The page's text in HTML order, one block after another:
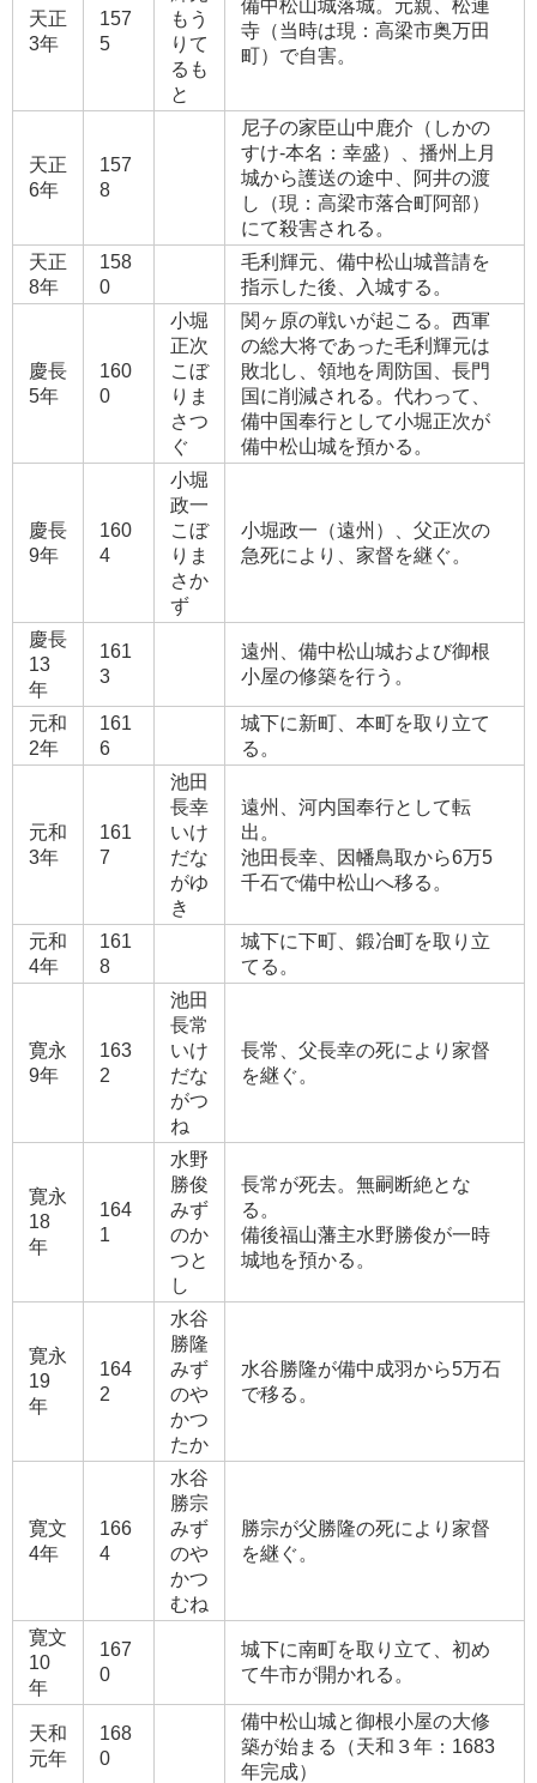
天正
3年
157
5
もう
りて
るも
と
備中松山城落城。元親、松連
寺（当時は現：高梁市奥万田
町）で自害。
天正
6年
157
8
尼子の家臣山中鹿介（しかの
すけ‐本名：幸盛）、播州上月
城から護送の途中、阿井の渡
し（現：高梁市落合町阿部）
にて殺害される。
天正
8年
158
0
毛利輝元、備中松山城普請を
指示した後、入城する。
慶長
5年
160
0
小堀
正次
こぼ
りま
さつ
ぐ
関ヶ原の戦いが起こる。西軍
の総大将であった毛利輝元は
敗北し、領地を周防国、長門
国に削減される。代わって、
備中国奉行として小堀正次が
備中松山城を預かる。
慶長
9年
160
4
小堀
政一
こぼ
りま
さか
ず
小堀政一（遠州）、父正次の
急死により、家督を継ぐ。
慶長
13
年
161
3
遠州、備中松山城および御根
小屋の修築を行う。
元和
2年
161
6
城下に新町、本町を取り立て
る。
元和
3年
161
7
池田
長幸
いけ
だな
がゆ
き
遠州、河内国奉行として転
出。
池田長幸、因幡鳥取から6万5
千石で備中松山へ移る。
元和
4年
161
8
城下に下町、鍛冶町を取り立
てる。
寛永
9年
163
2
池田
長常
いけ
だな
がつ
ね
長常、父長幸の死により家督
を継ぐ。
寛永
18
年
164
1
水野
勝俊
みず
のか
つと
し
長常が死去。無嗣断絶とな
る。
備後福山藩主水野勝俊が一時
城地を預かる。
寛永
19
年
164
2
水谷
勝隆
みず
のや
かつ
たか
水谷勝隆が備中成羽から5万石
で移る。
寛文
4年
166
4
水谷
勝宗
みず
のや
かつ
むね
勝宗が父勝隆の死により家督
を継ぐ。
寛文
10
年
167
0
城下に南町を取り立て、初め
て牛市が開かれる。
天和
元年
168
0
備中松山城と御根小屋の大修
築が始まる（天和３年：1683
年完成）